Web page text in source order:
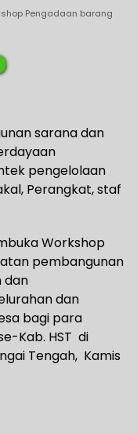
Pengadaan barang
sarana dan
pengelolaan
Perangkat, staf
Workshop
pembangunan
dan
dan
bagi para
Kab. HST di
Tengah, Kamis